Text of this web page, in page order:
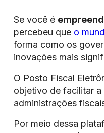
Se você é
percebeu que o
forma como os
inovações mais
O Posto Fiscal
objetivo de facilitar
administrações
Por meio dessa